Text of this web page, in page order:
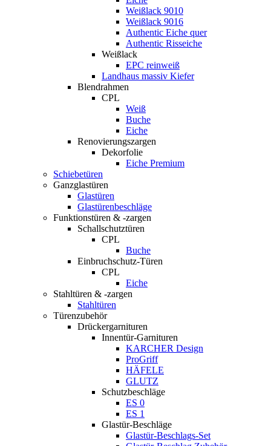
Weißlack 9010
Weißlack 9016
Authentic Eiche quer
Authentic Risseiche
Weißlack
EPC reinweiß
Landhaus massiv Kiefer
Blendrahmen
CPL
Weiß
Buche
Eiche
Renovierungszargen
Dekorfolie
Eiche Premium
Schiebetüren
Ganzglastüren
Glastüren
Glastürenbeschläge
Funktionstüren & -zargen
Schallschutztüren
CPL
Buche
Einbruchschutz-Türen
CPL
Eiche
Stahltüren & -zargen
Stahltüren
Türenzubehör
Drückergarnituren
Innentür-Garnituren
KARCHER Design
ProGriff
HÄFELE
GLUTZ
Schutzbeschläge
ES 0
ES 1
Glastür-Beschläge
Glastür-Beschlags-Set